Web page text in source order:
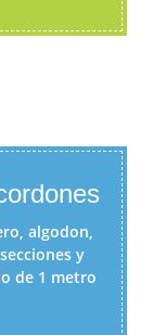
algodon,
y
de 1 metro